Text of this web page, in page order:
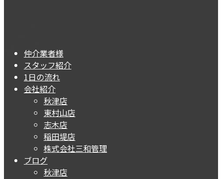
仲介業者様
スタッフ紹介
1日の流れ
会社紹介
秋津店
東村山店
志木店
稲田堤店
株式会社三和管理
ブログ
秋津店